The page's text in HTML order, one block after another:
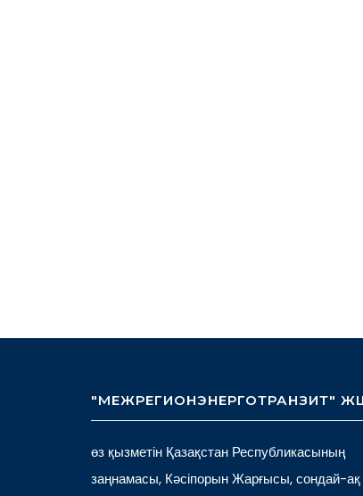
"МЕЖРЕГИОНЭНЕРГОТРАНЗИТ"
өз қызметін Қазақстан Республикасының
заңнамасы, Кәсіпорын Жарғысы, сондай-ақ